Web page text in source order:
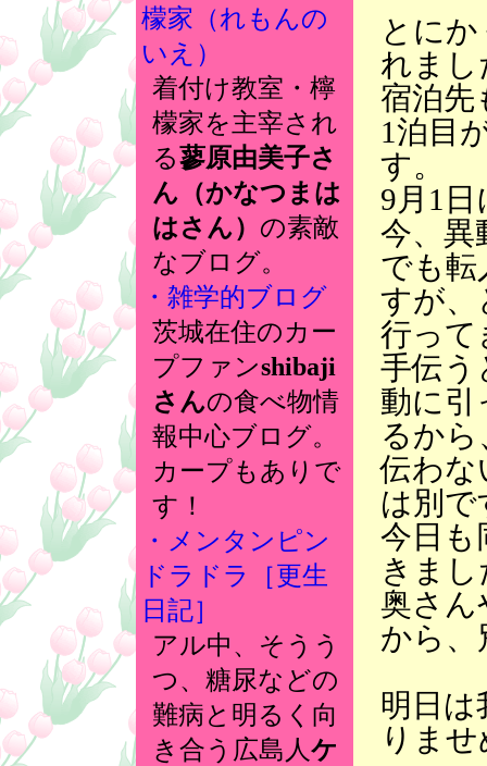
檬家（れもんの
いえ）
着付け教室・檸
檬家を主宰され
る蓼原由美子さ
ん（かなつまは
はさん） の素敵
なブログ。
・雑学的ブログ
茨城在住のカー
プファンshibaji
さんの食べ物情
報中心ブログ。
カープもありで
す！
・メンタンピン
ドラドラ［更生
日記］
アル中、そうう
つ、糖尿などの
難病と明るく向
き合う広島人ケ
とに
れまし
宿泊先
1泊目
す。
9月1
今、異
でも転
すが、
行って
手伝う
動に
るか
伝わな
は別で
今日も
きま
奥さん
から、
明日
りま